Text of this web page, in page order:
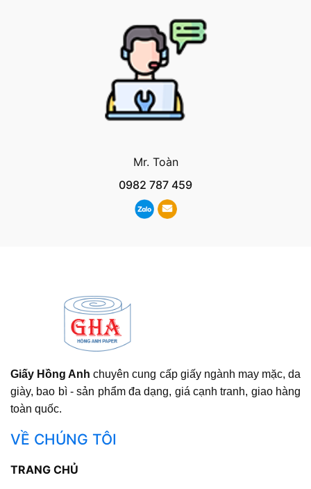
Mr. Toàn
0982 787 459
Giấy Hồng Anh chuyên cung cấp giấy ngành may mặc, da
giày, bao bì - sản phẩm đa dạng, giá cạnh tranh, giao hàng
toàn quốc.
VỀ CHÚNG TÔI
TRANG CHỦ